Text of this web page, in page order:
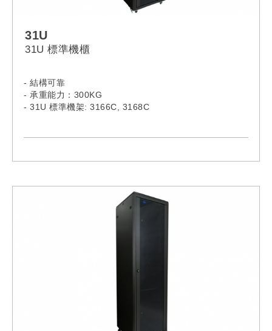
31U
31U 標準機櫃
- 結構可靠
- 承重能力：300KG
- 31U 標準機架: 3166C, 3168C